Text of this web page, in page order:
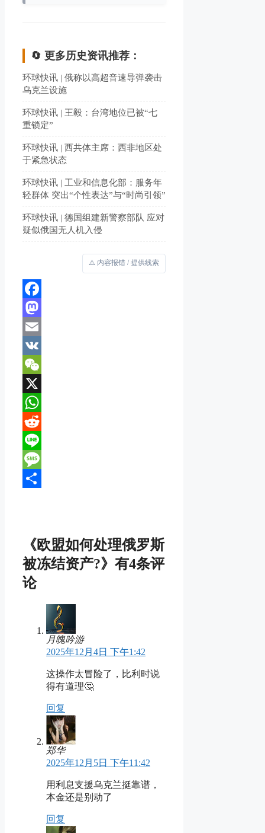
🔄 更多历史资讯推荐：
环球快讯 | 俄称以高超音速导弹袭击
乌克兰设施
环球快讯 | 王毅：台湾地位已被“七
重锁定”
环球快讯 | 西共体主席：西非地区处
于紧急状态
环球快讯 | 工业和信息化部：服务年
轻群体 突出“个性表达”与“时尚引领”
环球快讯 | 德国组建新警察部队 应对
疑似俄国无人机入侵
⚠️ 内容报错 / 提供线索
Facebook
Mastodon
Email
VK
WeChat
X
WhatsApp
Reddit
Line
Message
《欧盟如何处理俄罗斯
被冻结资产?》有4条评
论
月魄吟游
2025年12月4日 下午1:42
这操作太冒险了，比利时说
得有道理🤔
回复
郑华
2025年12月5日 下午11:42
用利息支援乌克兰挺靠谱，
本金还是别动了
回复